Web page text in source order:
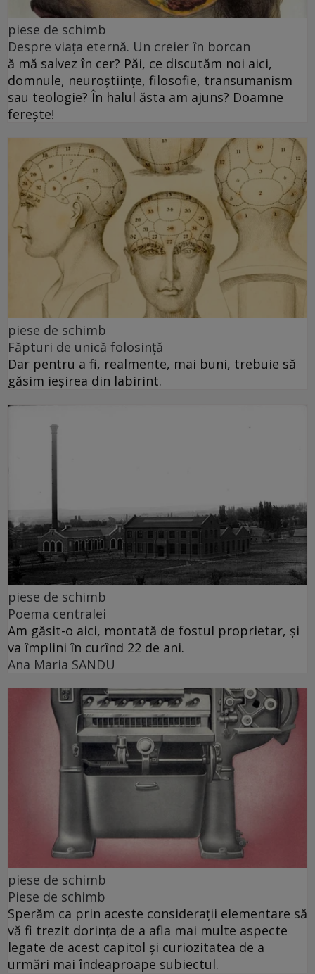
piese de schimb
Despre viața eternă. Un creier în borcan
ă mă salvez în cer? Păi, ce discutăm noi aici,
domnule, neuroștiințe, filosofie, transumanism
sau teologie? În halul ăsta am ajuns? Doamne
ferește!
piese de schimb
Făpturi de unică folosință
Dar pentru a fi, realmente, mai buni, trebuie să
găsim ieșirea din labirint.
piese de schimb
Poema centralei
Am găsit-o aici, montată de fostul proprietar, și
va împlini în curînd 22 de ani.
Ana Maria SANDU
piese de schimb
Piese de schimb
Sperăm ca prin aceste considerații elementare să
vă fi trezit dorința de a afla mai multe aspecte
legate de acest capitol și curiozitatea de a
urmări mai îndeaproape subiectul.